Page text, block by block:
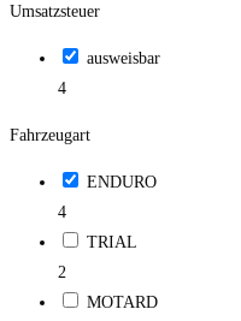
Umsatzsteuer
ausweisbar
4
Fahrzeugart
ENDURO
4
TRIAL
2
MOTARD